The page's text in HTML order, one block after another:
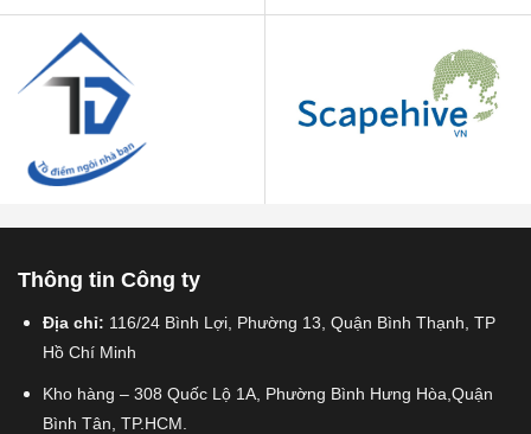
Thông tin Công ty
Địa chỉ: 116/24 Bình Lợi, Phường 13, Quận Bình Thạnh, TP
Hồ Chí Minh
Kho hàng – 308 Quốc Lộ 1A, Phường Bình Hưng Hòa,Quận
Bình Tân, TP.HCM.